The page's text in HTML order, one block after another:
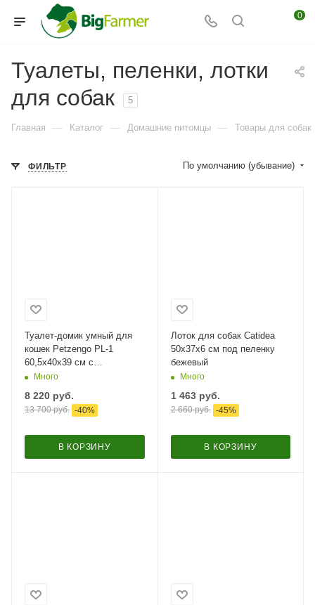
0
Туалеты, пеленки, лотки
для собак
5
Главная — Каталог — Домашние питомцы — Товары для собак
ФИЛЬТР По умолчанию (убывание)
Туалет-домик умный для
кошек Petzengo PL-1
60,5х40х39 см с
дезодорацией,
Много
8 220 руб.
13 700руб. -40%
В КОРЗИНУ
Лоток для собак Catidea
50х37х6 см под пеленку
бежевый​
Много
1 463руб.
2 660руб. -45%
В КОРЗИНУ